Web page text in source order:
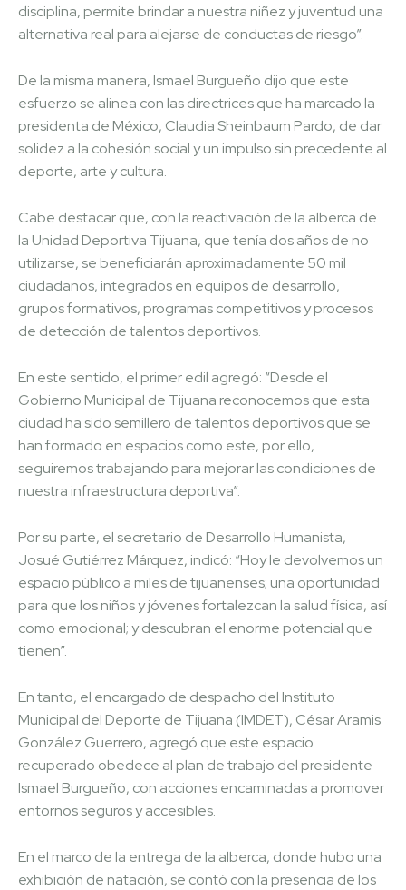
disciplina, permite brindar a nuestra niñez y juventud una
alternativa real para alejarse de conductas de riesgo”.
De la misma manera, Ismael Burgueño dijo que este
esfuerzo se alinea con las directrices que ha marcado la
presidenta de México, Claudia Sheinbaum Pardo, de dar
solidez a la cohesión social y un impulso sin precedente al
deporte, arte y cultura.
Cabe destacar que, con la reactivación de la alberca de
la Unidad Deportiva Tijuana, que tenía dos años de no
utilizarse, se beneficiarán aproximadamente 50 mil
ciudadanos, integrados en equipos de desarrollo,
grupos formativos, programas competitivos y procesos
de detección de talentos deportivos.
En este sentido, el primer edil agregó: “Desde el
Gobierno Municipal de Tijuana reconocemos que esta
ciudad ha sido semillero de talentos deportivos que se
han formado en espacios como este, por ello,
seguiremos trabajando para mejorar las condiciones de
nuestra infraestructura deportiva”.
Por su parte, el secretario de Desarrollo Humanista,
Josué Gutiérrez Márquez, indicó: “Hoy le devolvemos un
espacio público a miles de tijuanenses; una oportunidad
para que los niños y jóvenes fortalezcan la salud física, así
como emocional; y descubran el enorme potencial que
tienen”.
En tanto, el encargado de despacho del Instituto
Municipal del Deporte de Tijuana (IMDET), César Aramis
González Guerrero, agregó que este espacio
recuperado obedece al plan de trabajo del presidente
Ismael Burgueño, con acciones encaminadas a promover
entornos seguros y accesibles.
En el marco de la entrega de la alberca, donde hubo una
exhibición de natación, se contó con la presencia de los